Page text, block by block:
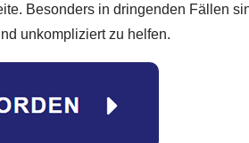
Besonders in dringenden Fällen
unkompliziert zu helfen.